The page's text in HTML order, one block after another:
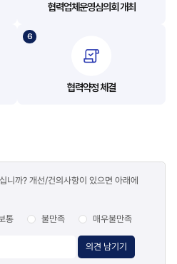
협력업체운영심의회 개최
협력약정 체결
니까? 개선/건의사항이 있으면 아래에
통 불만족 매우불만족
의견 남기기